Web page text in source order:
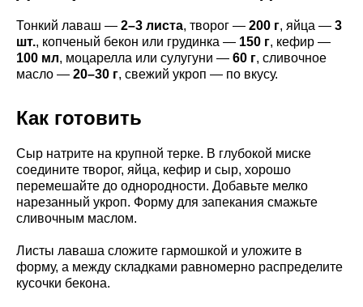
Тонкий лаваш — 2–3 листа, творог — 200 г, яйца — 3
шт., копченый бекон или грудинка — 150 г, кефир —
100 мл, моцарелла или сулугуни — 60 г, сливочное
масло — 20–30 г, свежий укроп — по вкусу.
Как готовить
Сыр натрите на крупной терке. В глубокой миске
соедините творог, яйца, кефир и сыр, хорошо
перемешайте до однородности. Добавьте мелко
нарезанный укроп. Форму для запекания смажьте
сливочным маслом.
Листы лаваша сложите гармошкой и уложите в
форму, а между складками равномерно распределите
кусочки бекона.